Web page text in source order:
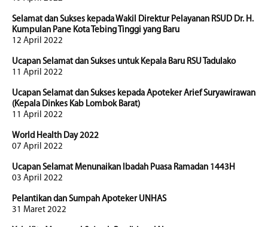
Selamat dan Sukses kepada Wakil Direktur Pelayanan RSUD Dr. H.
Kumpulan Pane Kota Tebing Tinggi yang Baru
12 April 2022
Ucapan Selamat dan Sukses untuk Kepala Baru RSU Tadulako
11 April 2022
Ucapan Selamat dan Sukses kepada Apoteker Arief Suryawirawan
(Kepala Dinkes Kab Lombok Barat)
11 April 2022
World Health Day 2022
07 April 2022
Ucapan Selamat Menunaikan Ibadah Puasa Ramadan 1443H
03 April 2022
Pelantikan dan Sumpah Apoteker UNHAS
31 Maret 2022